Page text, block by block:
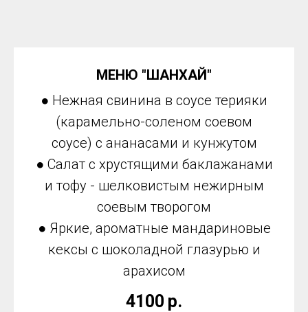
МЕНЮ "ШАНХАЙ"
● Нежная свинина в соусе терияки
(карамельно-соленом соевом
соусе) с ананасами и кунжутом
● Салат с хрустящими баклажанами
и тофу - шелковистым нежирным
соевым творогом
● Яркие, ароматные мандариновые
кексы с шоколадной глазурью и
арахисом
4100 р.